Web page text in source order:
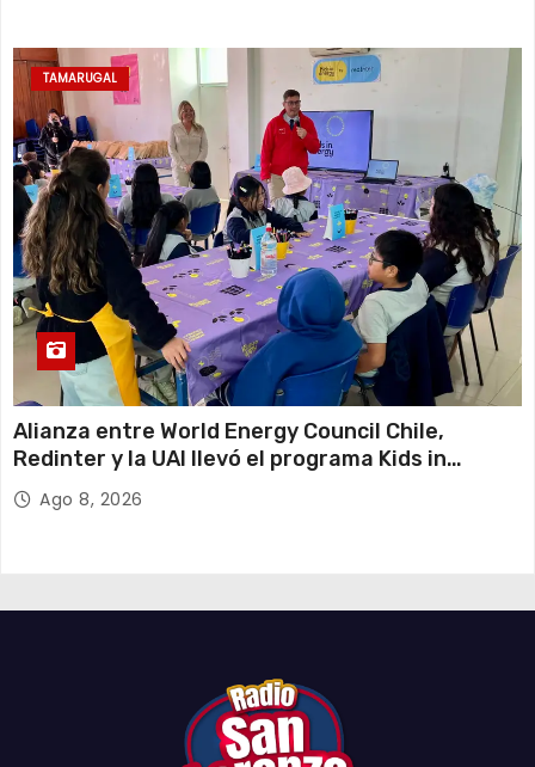
TAMARUGAL
Alianza entre World Energy Council Chile,
Redinter y la UAI llevó el programa Kids in
Energy a Arica y Pozo Almonte
Ago 8, 2026